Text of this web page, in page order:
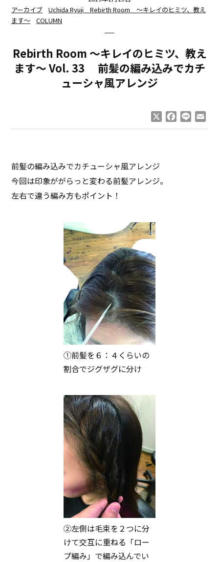
アーカイブ
Uchida Ryuji Rebirth Room 〜キレイのヒミツ、教え
ます〜
COLUMN
Rebirth Room 〜キレイのヒミツ、教え
ます〜 Vol. 33 前髪の編み込みでカチ
ューシャ風アレンジ
Facebook
Line
前髪の編み込みでカチューシャ風アレンジ
今回は印象ががらっと変わる前髪アレンジ。
左右で違う編み方もポイント！
①前髪を６：４くらいの
割合でジグザグに分け
②左側は毛束を２つに分
けて交互に重ねる「ロー
プ編み」で編み込んでい